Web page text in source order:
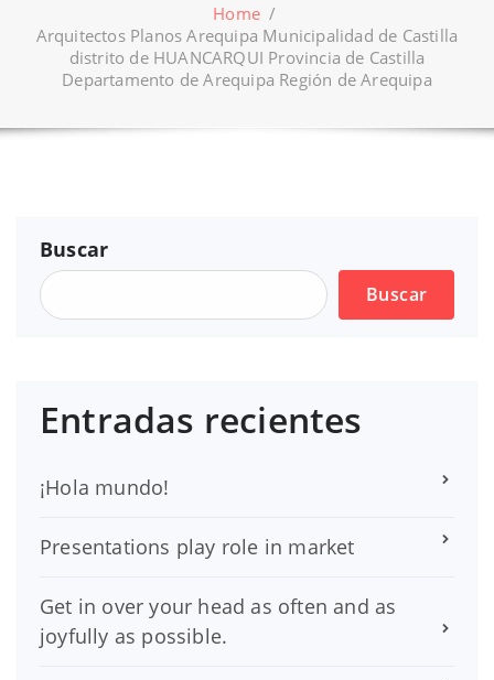
Home /
Arquitectos Planos Arequipa Municipalidad de Castilla
distrito de HUANCARQUI Provincia de Castilla
Departamento de Arequipa Región de Arequipa
Buscar
Buscar
Entradas recientes
¡Hola mundo!
Presentations play role in market
Get in over your head as often and as
joyfully as possible.